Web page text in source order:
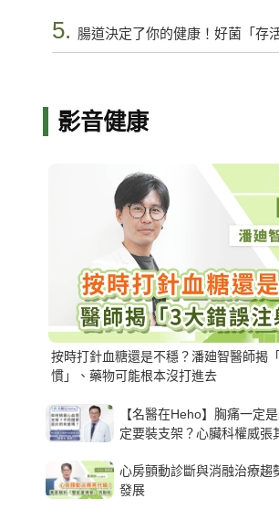
5. 腸道決定了你的健康！好菌「存
影音健康
按時打針血糖還是不穩？潘廸智醫師揭
慣」、藥物可能根本沒打進去
【名醫在Heho】胸痛一定
定要裝支架？心臟科權威張
心房顫動診斷與消融治療趨
發展